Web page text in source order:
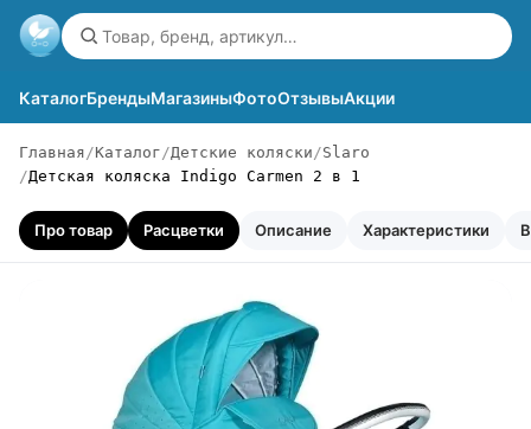
КаталогБрендыМагазиныФотоОтзывыАкции
Главная Каталог Детские коляски
Slaro
Детская коляска Indigo Carmen 2 в 1
Про товар Расцветки Описание Характеристики